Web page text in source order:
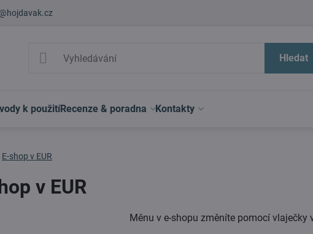
Hledat
k použitíRecenze & poradna Kontakty
E-shop v EUR
v EUR
Měnu v e-shopu změníte pomocí vlaječky